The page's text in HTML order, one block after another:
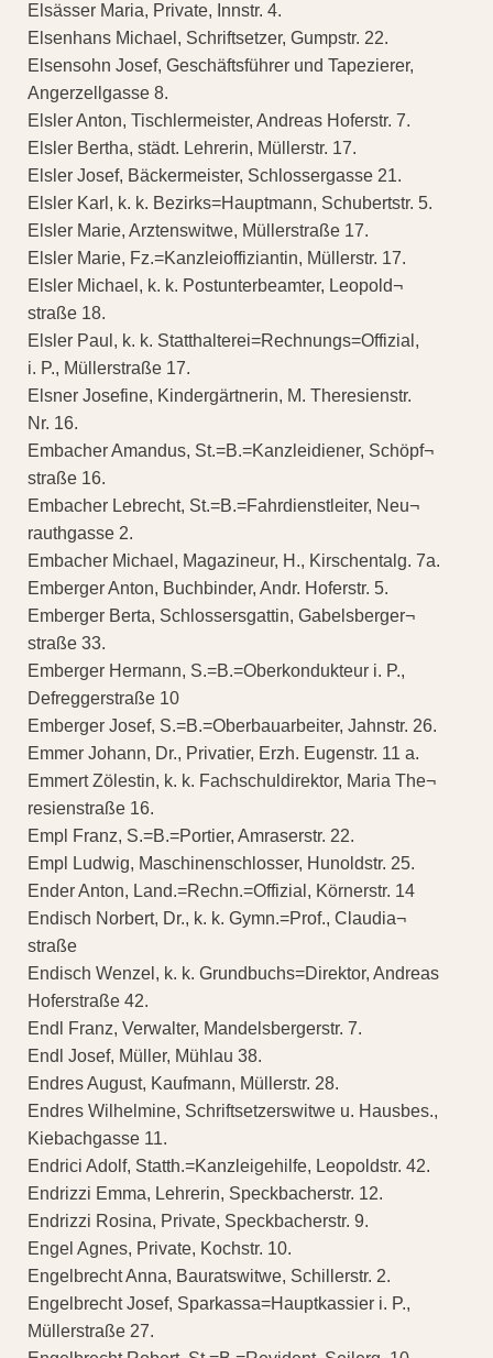
Elsässer Maria, Private, Innstr. 4.
Elsenhans Michael, Schriftsetzer, Gumpstr. 22.
Elsensohn Josef, Geschäftsführer und Tapezierer,
Angerzellgasse 8.
Elsler Anton, Tischlermeister, Andreas Hoferstr. 7.
Elsler Bertha, städt. Lehrerin, Müllerstr. 17.
Elsler Josef, Bäckermeister, Schlossergasse 21.
Elsler Karl, k. k. Bezirks=Hauptmann, Schubertstr. 5.
Elsler Marie, Arztenswitwe, Müllerstraße 17.
Elsler Marie, Fz.=Kanzleioffiziantin, Müllerstr. 17.
Elsler Michael, k. k. Postunterbeamter, Leopold¬
straße 18.
Elsler Paul, k. k. Statthalterei=Rechnungs=Offizial,
i. P., Müllerstraße 17.
Elsner Josefine, Kindergärtnerin, M. Theresienstr.
Nr. 16.
Embacher Amandus, St.=B.=Kanzleidiener, Schöpf¬
straße 16.
Embacher Lebrecht, St.=B.=Fahrdienstleiter, Neu¬
rauthgasse 2.
Embacher Michael, Magazineur, H., Kirschentalg. 7a.
Emberger Anton, Buchbinder, Andr. Hoferstr. 5.
Emberger Berta, Schlossersgattin, Gabelsberger¬
straße 33.
Emberger Hermann, S.=B.=Oberkondukteur i. P.,
Defreggerstraße 10
Emberger Josef, S.=B.=Oberbauarbeiter, Jahnstr. 26.
Emmer Johann, Dr., Privatier, Erzh. Eugenstr. 11 a.
Emmert Zölestin, k. k. Fachschuldirektor, Maria The¬
resienstraße 16.
Empl Franz, S.=B.=Portier, Amraserstr. 22.
Empl Ludwig, Maschinenschlosser, Hunoldstr. 25.
Ender Anton, Land.=Rechn.=Offizial, Körnerstr. 14
Endisch Norbert, Dr., k. k. Gymn.=Prof., Claudia¬
straße
Endisch Wenzel, k. k. Grundbuchs=Direktor, Andreas
Hoferstraße 42.
Endl Franz, Verwalter, Mandelsbergerstr. 7.
Endl Josef, Müller, Mühlau 38.
Endres August, Kaufmann, Müllerstr. 28.
Endres Wilhelmine, Schriftsetzerswitwe u. Hausbes.,
Kiebachgasse 11.
Endrici Adolf, Statth.=Kanzleigehilfe, Leopoldstr. 42.
Endrizzi Emma, Lehrerin, Speckbacherstr. 12.
Endrizzi Rosina, Private, Speckbacherstr. 9.
Engel Agnes, Private, Kochstr. 10.
Engelbrecht Anna, Bauratswitwe, Schillerstr. 2.
Engelbrecht Josef, Sparkassa=Hauptkassier i. P.,
Müllerstraße 27.